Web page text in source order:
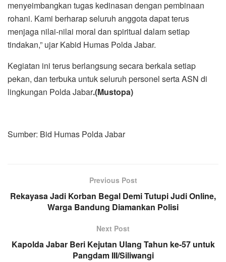
menyeimbangkan tugas kedinasan dengan pembinaan
rohani. Kami berharap seluruh anggota dapat terus
menjaga nilai-nilai moral dan spiritual dalam setiap
tindakan,” ujar Kabid Humas Polda Jabar.
Kegiatan ini terus berlangsung secara berkala setiap
pekan, dan terbuka untuk seluruh personel serta ASN di
lingkungan Polda Jabar.(Mustopa)
Sumber: Bid Humas Polda Jabar
Previous Post
Rekayasa Jadi Korban Begal Demi Tutupi Judi Online,
Warga Bandung Diamankan Polisi
Next Post
Kapolda Jabar Beri Kejutan Ulang Tahun ke-57 untuk
Pangdam III/Siliwangi